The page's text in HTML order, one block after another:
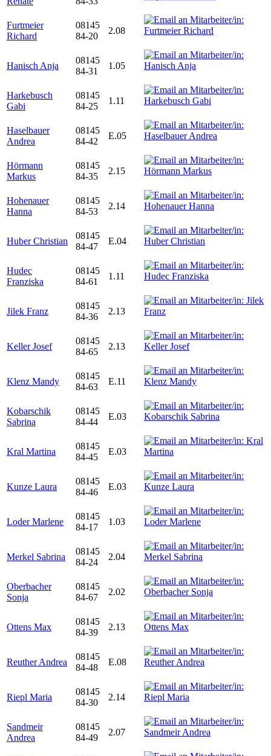
Furtmeier
Richard
08145
84-20
2.08
Hanisch Anja
08145
84-31
1.05
Harkebusch
Gabi
08145
84-25
1.11
Haselbauer
Andrea
08145
84-42
E.05
Hörmann
Markus
08145
84-35
2.15
Hohenauer
Hanna
08145
84-53
2.14
Huber Christian
08145
84-47
E.04
Hudec
Franziska
08145
84-61
1.11
Jilek Franz
08145
84-36
2.13
Keller Josef
08145
84-65
2.13
Klenz Mandy
08145
84-63
E.11
Kobarschik
Sabrina
08145
84-44
E.03
Kral Martina
08145
84-45
E.03
Kunze Laura
08145
84-46
E.03
Loder Marlene
08145
84-17
1.03
Merkel Sabrina
08145
84-24
2.04
Oberbacher
Sonja
08145
84-67
2.02
Ottens Max
08145
84-39
2.13
Reuther Andrea
08145
84-48
E.08
Riepl Maria
08145
84-30
2.14
Sandmeir
Andrea
08145
84-49
2.07